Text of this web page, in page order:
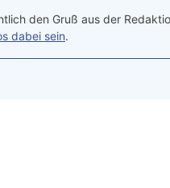
den Gruß aus der
dabei sein.